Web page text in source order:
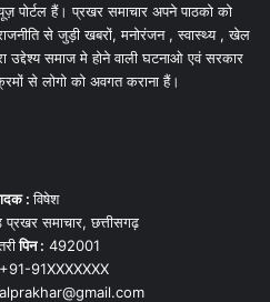
पोर्टल हैं। प्रखर समाचार अपने पाठको को
से जुड़ी खबरों, मनोरंजन , स्वास्थ्य , खेल
उद्देश्य समाज मे होने वाली घटनाओ एवं सरकार
से लोगो को अवगत कराना हैं।
:विषेश
प्रखर समाचार, छत्तीसगढ़
पिन : 492001
+91-91XXXXXXX